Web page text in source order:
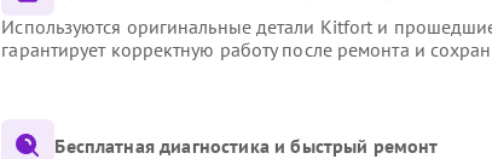
Используются оригинальные детали Kitfort и
гарантирует корректную работу после ремонта и
Бесплатная диагностика и быстрый ремонт